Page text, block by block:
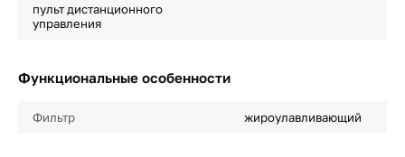
пульт дистанционного
управления
Функциональные особенности
Фильтр жироулавливающий